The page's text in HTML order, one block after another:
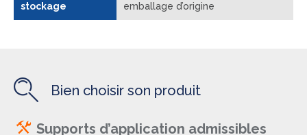
stockage
emballage d’origine
Bien choisir son produit
Supports d’application admissibles